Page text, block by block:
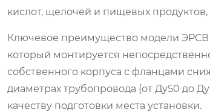
кислот, щелочей и пищевых
Ключевое преимущество модели ЭРСВ
который монтируется
собственного корпуса с фланцами
диаметрах трубопровода (от Ду50 до
качеству подготовки места установки.